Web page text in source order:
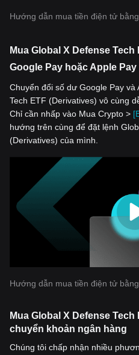
Hướng dẫn mua tiền điện tử
Mua Global X Defense
Google Pay hoặc Apple Pay
Chuyển đổi số dư Google Pay và
Tech ETF (Derivatives) vô cùng
Chỉ cần nhấp vào Mua Crypto >
hướng trên cùng để đặt lệnh
(Derivatives) của mình.
Hướng dẫn mua tiền điện tử
Mua Global X Defense
chuyển khoản ngân hàng
Chúng tôi chấp nhận nhiều